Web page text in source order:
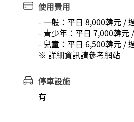
使用費用
- 一般：平日 8,000韓元 /
- 青少年：平日 7,000韓元
- 兒童：平日 6,500韓元 /
※ 詳細資訊請參考網站
停車設施
有